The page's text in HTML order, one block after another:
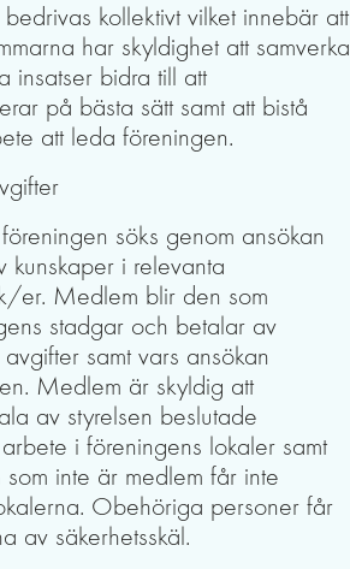
kollektivt vilket innebär att
har skyldighet att samverka
insatser bidra till att
på bästa sätt samt att bistå
att leda föreningen.
söks genom ansökan
kunskaper i relevanta
er. Medlem blir den som
stadgar och betalar av
samt vars ansökan
Medlem är skyldig att
av styrelsen beslutade
i föreningens lokaler samt
som inte är medlem får inte
Obehöriga personer får
av säkerhetsskäl.